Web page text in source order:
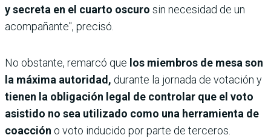
y secreta en el cuarto oscuro sin necesidad de un
acompañante", precisó.
No obstante, remarcó que los miembros de mesa son
la máxima autoridad, durante la jornada de votación y
tienen la obligación legal de controlar que el voto
asistido no sea utilizado como una herramienta de
coacción o voto inducido por parte de terceros.